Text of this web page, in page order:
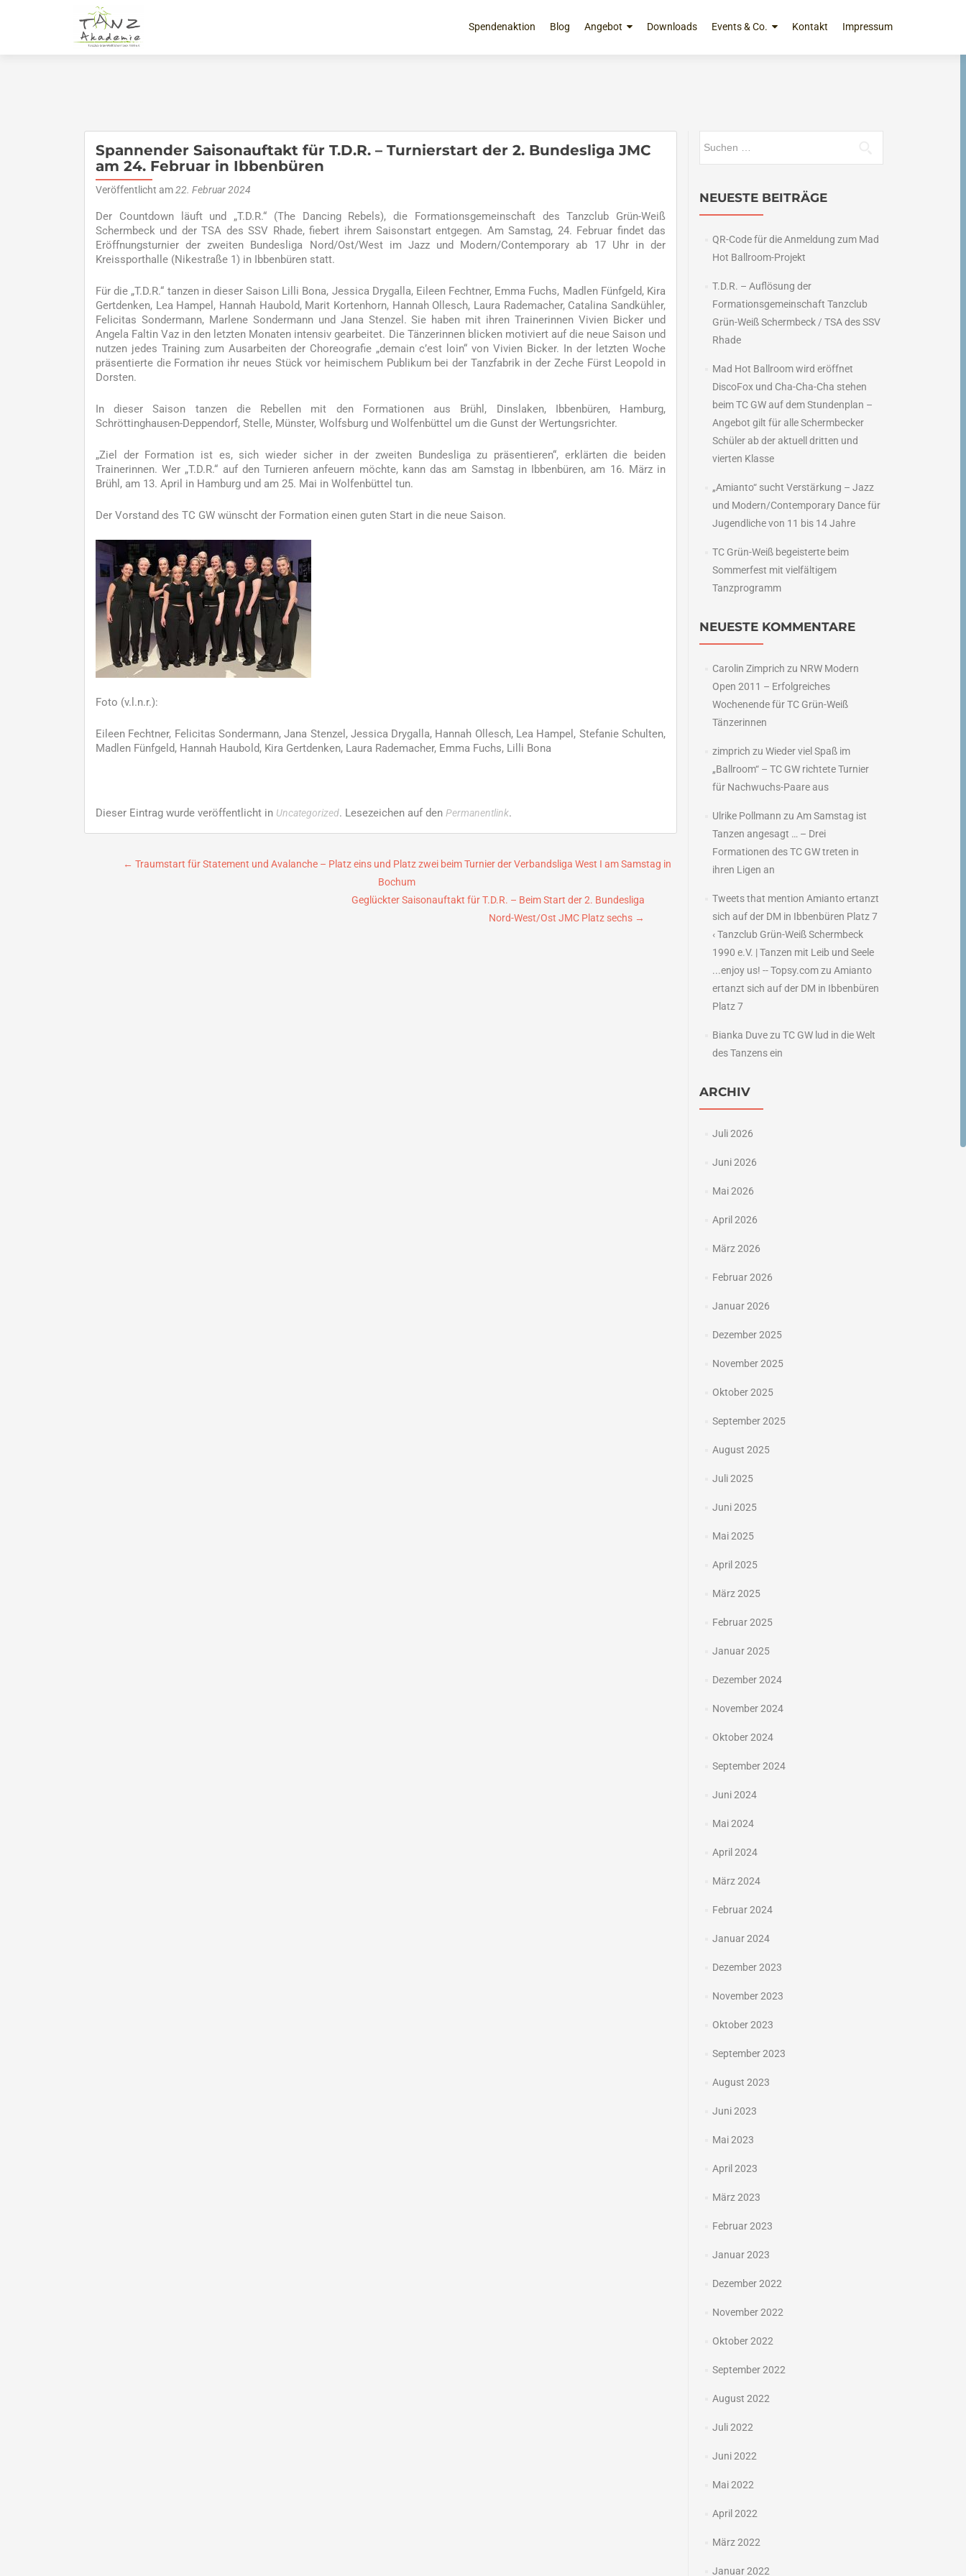
Inhalt
Spendenaktion Blog Angebot Downloads Events & Co. Kontakt Impressum
Spannender Saisonauftakt für T.D.R. – Turnierstart der 2. Bundesliga JMC
am 24. Februar in Ibbenbüren
Veröffentlicht am22. Februar 2024
Der Countdown läuft und „T.D.R.“ (The Dancing Rebels), die Formationsgemeinschaft des Tanzclub Grün-Weiß
Schermbeck und der TSA des SSV Rhade, fiebert ihrem Saisonstart entgegen. Am Samstag, 24. Februar findet das
Eröffnungsturnier der zweiten Bundesliga Nord/Ost/West im Jazz und Modern/Contemporary ab 17 Uhr in der
Kreissporthalle (Nikestraße 1) in Ibbenbüren statt.
Für die „T.D.R.“ tanzen in dieser Saison Lilli Bona, Jessica Drygalla, Eileen Fechtner, Emma Fuchs, Madlen Fünfgeld, Kira
Gertdenken, Lea Hampel, Hannah Haubold, Marit Kortenhorn, Hannah Ollesch, Laura Rademacher, Catalina Sandkühler,
Felicitas Sondermann, Marlene Sondermann und Jana Stenzel. Sie haben mit ihren Trainerinnen Vivien Bicker und
Angela Faltin Vaz in den letzten Monaten intensiv gearbeitet. Die Tänzerinnen blicken motiviert auf die neue Saison und
nutzen jedes Training zum Ausarbeiten der Choreografie „demain c’est loin“ von Vivien Bicker. In der letzten Woche
präsentierte die Formation ihr neues Stück vor heimischem Publikum bei der Tanzfabrik in der Zeche Fürst Leopold in
Dorsten.
In dieser Saison tanzen die Rebellen mit den Formationen aus Brühl, Dinslaken, Ibbenbüren, Hamburg,
Schröttinghausen-Deppendorf, Stelle, Münster, Wolfsburg und Wolfenbüttel um die Gunst der Wertungsrichter.
„Ziel der Formation ist es, sich wieder sicher in der zweiten Bundesliga zu präsentieren“, erklärten die beiden
Trainerinnen. Wer „T.D.R.“ auf den Turnieren anfeuern möchte, kann das am Samstag in Ibbenbüren, am 16. März in
Brühl, am 13. April in Hamburg und am 25. Mai in Wolfenbüttel tun.
Der Vorstand des TC GW wünscht der Formation einen guten Start in die neue Saison.
Foto (v.l.n.r.):
Eileen Fechtner, Felicitas Sondermann, Jana Stenzel, Jessica Drygalla, Hannah Ollesch, Lea Hampel, Stefanie Schulten,
Madlen Fünfgeld, Hannah Haubold, Kira Gertdenken, Laura Rademacher, Emma Fuchs, Lilli Bona
Dieser Eintrag wurde veröffentlicht in Uncategorized. Lesezeichen auf den Permanentlink.
Beitragsnavigation
← Traumstart für Statement und Avalanche – Platz eins und Platz zwei beim Turnier der Verbandsliga West I am Samstag in
Bochum
Geglückter Saisonauftakt für T.D.R. – Beim Start der 2. Bundesliga
Nord-West/Ost JMC Platz sechs →
NEUESTE BEITRÄGE
QR-Code für die Anmeldung zum Mad
Hot Ballroom-Projekt
T.D.R. – Auflösung der
Formationsgemeinschaft Tanzclub
Grün-Weiß Schermbeck / TSA des SSV
Rhade
Mad Hot Ballroom wird eröffnet
DiscoFox und Cha-Cha-Cha stehen
beim TC GW auf dem Stundenplan –
Angebot gilt für alle Schermbecker
Schüler ab der aktuell dritten und
vierten Klasse
„Amianto“ sucht Verstärkung – Jazz
und Modern/Contemporary Dance für
Jugendliche von 11 bis 14 Jahre
TC Grün-Weiß begeisterte beim
Sommerfest mit vielfältigem
Tanzprogramm
NEUESTE KOMMENTARE
Carolin Zimprich zu NRW Modern
Open 2011 – Erfolgreiches
Wochenende für TC Grün-Weiß
Tänzerinnen
zimprich zu Wieder viel Spaß im
„Ballroom“ – TC GW richtete Turnier
für Nachwuchs-Paare aus
Ulrike Pollmann zu Am Samstag ist
Tanzen angesagt … – Drei
Formationen des TC GW treten in
ihren Ligen an
Tweets that mention Amianto ertanzt
sich auf der DM in Ibbenbüren Platz 7
‹ Tanzclub Grün-Weiß Schermbeck
1990 e.V. | Tanzen mit Leib und Seele
...enjoy us! -- Topsy.comzu Amianto
ertanzt sich auf der DM in Ibbenbüren
Platz 7
Bianka Duvezu TC GW lud in die Welt
des Tanzens ein
ARCHIV
Juli 2026
Juni 2026
Mai 2026
April 2026
März 2026
Februar 2026
Januar 2026
Dezember 2025
November 2025
Oktober 2025
September 2025
August 2025
Juli 2025
Juni 2025
Mai 2025
April 2025
März 2025
Februar 2025
Januar 2025
Dezember 2024
November 2024
Oktober 2024
September 2024
Juni 2024
Mai 2024
April 2024
März 2024
Februar 2024
Januar 2024
Dezember 2023
November 2023
Oktober 2023
September 2023
August 2023
Juni 2023
Mai 2023
April 2023
März 2023
Februar 2023
Januar 2023
Dezember 2022
November 2022
Oktober 2022
September 2022
August 2022
Juli 2022
Juni 2022
Mai 2022
April 2022
März 2022
Januar 2022